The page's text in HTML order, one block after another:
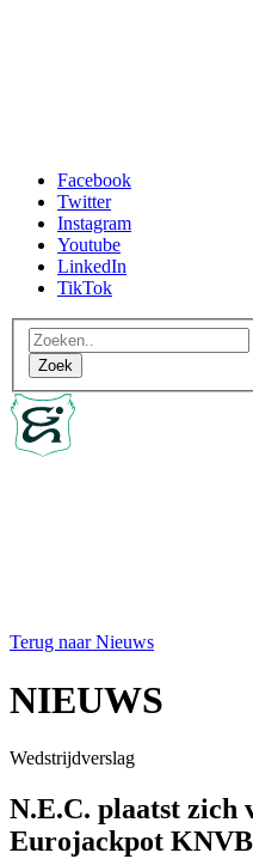
Facebook
Twitter
Instagram
Youtube
LinkedIn
TikTok
Terug naar Nieuws
NIEUWS
Wedstrijdverslag
N.E.C. plaatst zich
Eurojackpot